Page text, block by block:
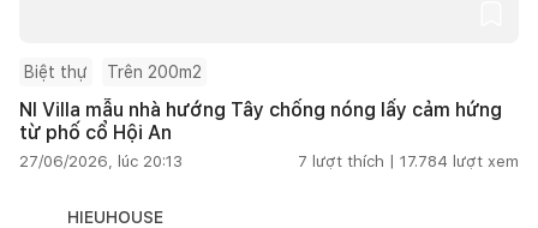
Biệt thự Trên 200m2
NI Villa mẫu nhà hướng Tây chống nóng lấy cảm hứng
từ phố cổ Hội An
27/06/2026, lúc 20:13 7 lượt thích | 17.784 lượt xem
HIEUHOUSE